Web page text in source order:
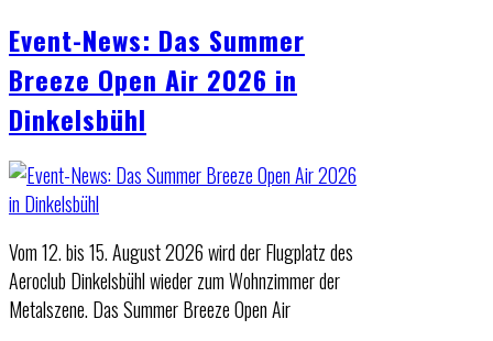
Event-News: Das Summer
Breeze Open Air 2026 in
Dinkelsbühl
Vom 12. bis 15. August 2026 wird der Flugplatz des
Aeroclub Dinkelsbühl wieder zum Wohnzimmer der
Metalszene. Das Summer Breeze Open Air